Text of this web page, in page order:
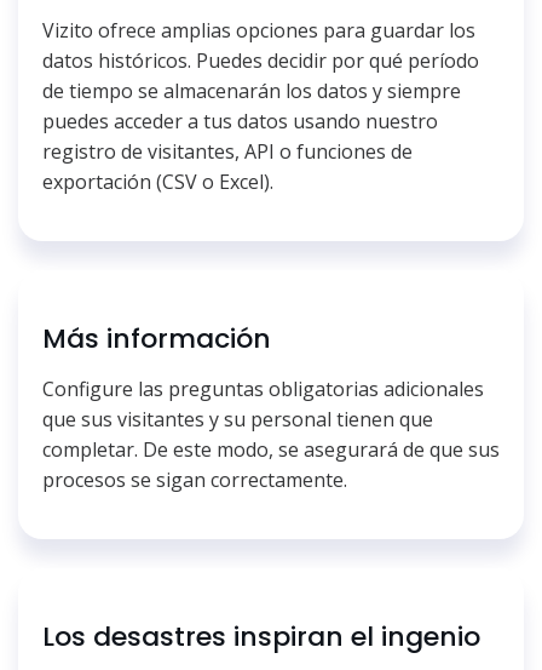
Vizito ofrece amplias opciones para guardar los
datos históricos. Puedes decidir por qué período
de tiempo se almacenarán los datos y siempre
puedes acceder a tus datos usando nuestro
registro de visitantes, API o funciones de
exportación (CSV o Excel).
Más información
Configure las preguntas obligatorias adicionales
que sus visitantes y su personal tienen que
completar. De este modo, se asegurará de que sus
procesos se sigan correctamente.
Los desastres inspiran el ingenio